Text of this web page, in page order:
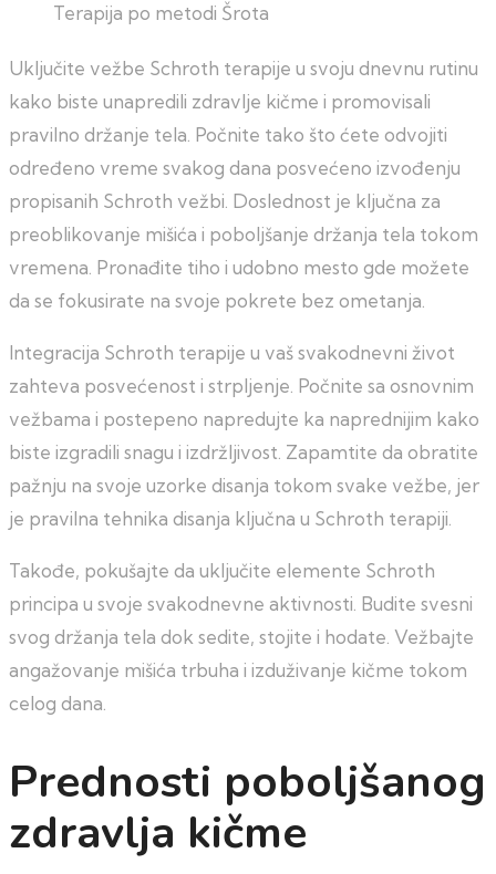
Terapija po metodi Šrota
Uključite vežbe Schroth terapije u svoju dnevnu rutinu
kako biste unapredili zdravlje kičme i promovisali
pravilno držanje tela. Počnite tako što ćete odvojiti
određeno vreme svakog dana posvećeno izvođenju
propisanih Schroth vežbi. Doslednost je ključna za
preoblikovanje mišića i poboljšanje držanja tela tokom
vremena. Pronađite tiho i udobno mesto gde možete
da se fokusirate na svoje pokrete bez ometanja.
Integracija Schroth terapije u vaš svakodnevni život
zahteva posvećenost i strpljenje. Počnite sa osnovnim
vežbama i postepeno napredujte ka naprednijim kako
biste izgradili snagu i izdržljivost. Zapamtite da obratite
pažnju na svoje uzorke disanja tokom svake vežbe, jer
je pravilna tehnika disanja ključna u Schroth terapiji.
Takođe, pokušajte da uključite elemente Schroth
principa u svoje svakodnevne aktivnosti. Budite svesni
svog držanja tela dok sedite, stojite i hodate. Vežbajte
angažovanje mišića trbuha i izduživanje kičme tokom
celog dana.
Prednosti poboljšanog
zdravlja kičme